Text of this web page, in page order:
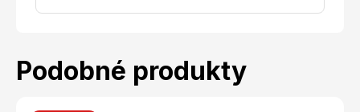
Podobné produkty